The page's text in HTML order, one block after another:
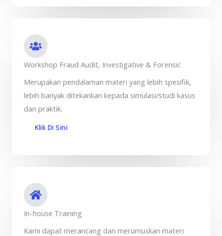
Workshop Fraud Audit, Investigative & Forensic
Merupakan pendalaman materi yang lebih spesifik,
lebih banyak ditekankan kepada simulasi/studi kasus
dan praktik.
Klik Di Sini
In-house Training
Kami dapat merancang dan merumuskan materi